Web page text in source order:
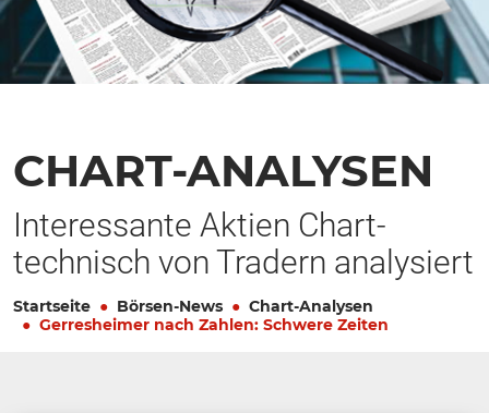
CHART-ANALYSEN
Interessante Aktien Chart-
technisch von Tradern analysiert
Startseite Börsen-News
Chart-Analysen
Gerresheimer nach Zahlen: Schwere Zeiten